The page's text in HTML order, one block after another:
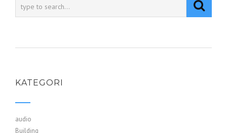
KATEGORI
audio
Building